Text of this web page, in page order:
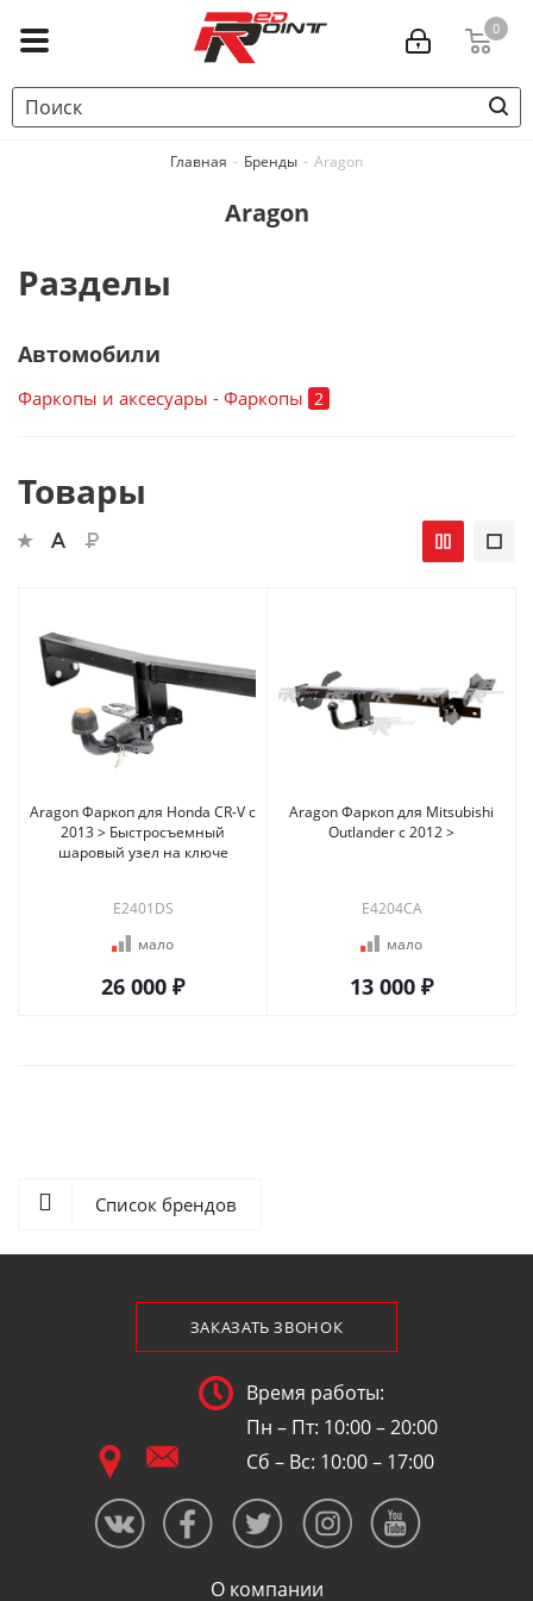
0
Главная - Бренды - Aragon
Aragon
Разделы
Автомобили
Фаркопы и аксесуары - Фаркопы 2
Товары
Aragon Фаркоп для Honda CR-V c
2013 > Быстросъемный
шаровый узел на ключе
E2401DS
мало
26 000 ₽
Aragon Фаркоп для Mitsubishi
Outlander c 2012 >
E4204CA
мало
13 000 ₽
Список брендов
ЗАКАЗАТЬ ЗВОНОК
Время работы:
Пн – Пт: 10:00 – 20:00
Сб – Вс: 10:00 – 17:00
О компании